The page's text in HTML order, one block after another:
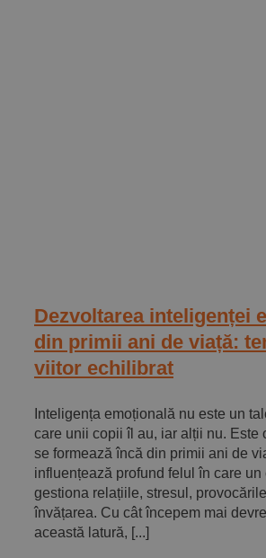
Dezvoltarea inteligenței
din primii ani de viață:
viitor echilibrat
Inteligența emoțională nu este un
care unii copii îl au, iar alții nu. Este
se formează încă din primii ani de
influențează profund felul în care un
gestiona relațiile, stresul,
învățarea. Cu cât începem mai
această latură, [...]